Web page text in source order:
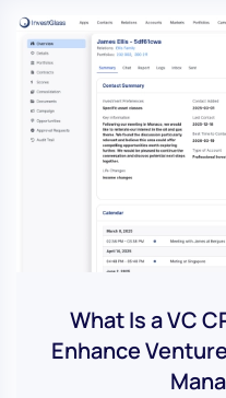
What Is a VC
Enhance